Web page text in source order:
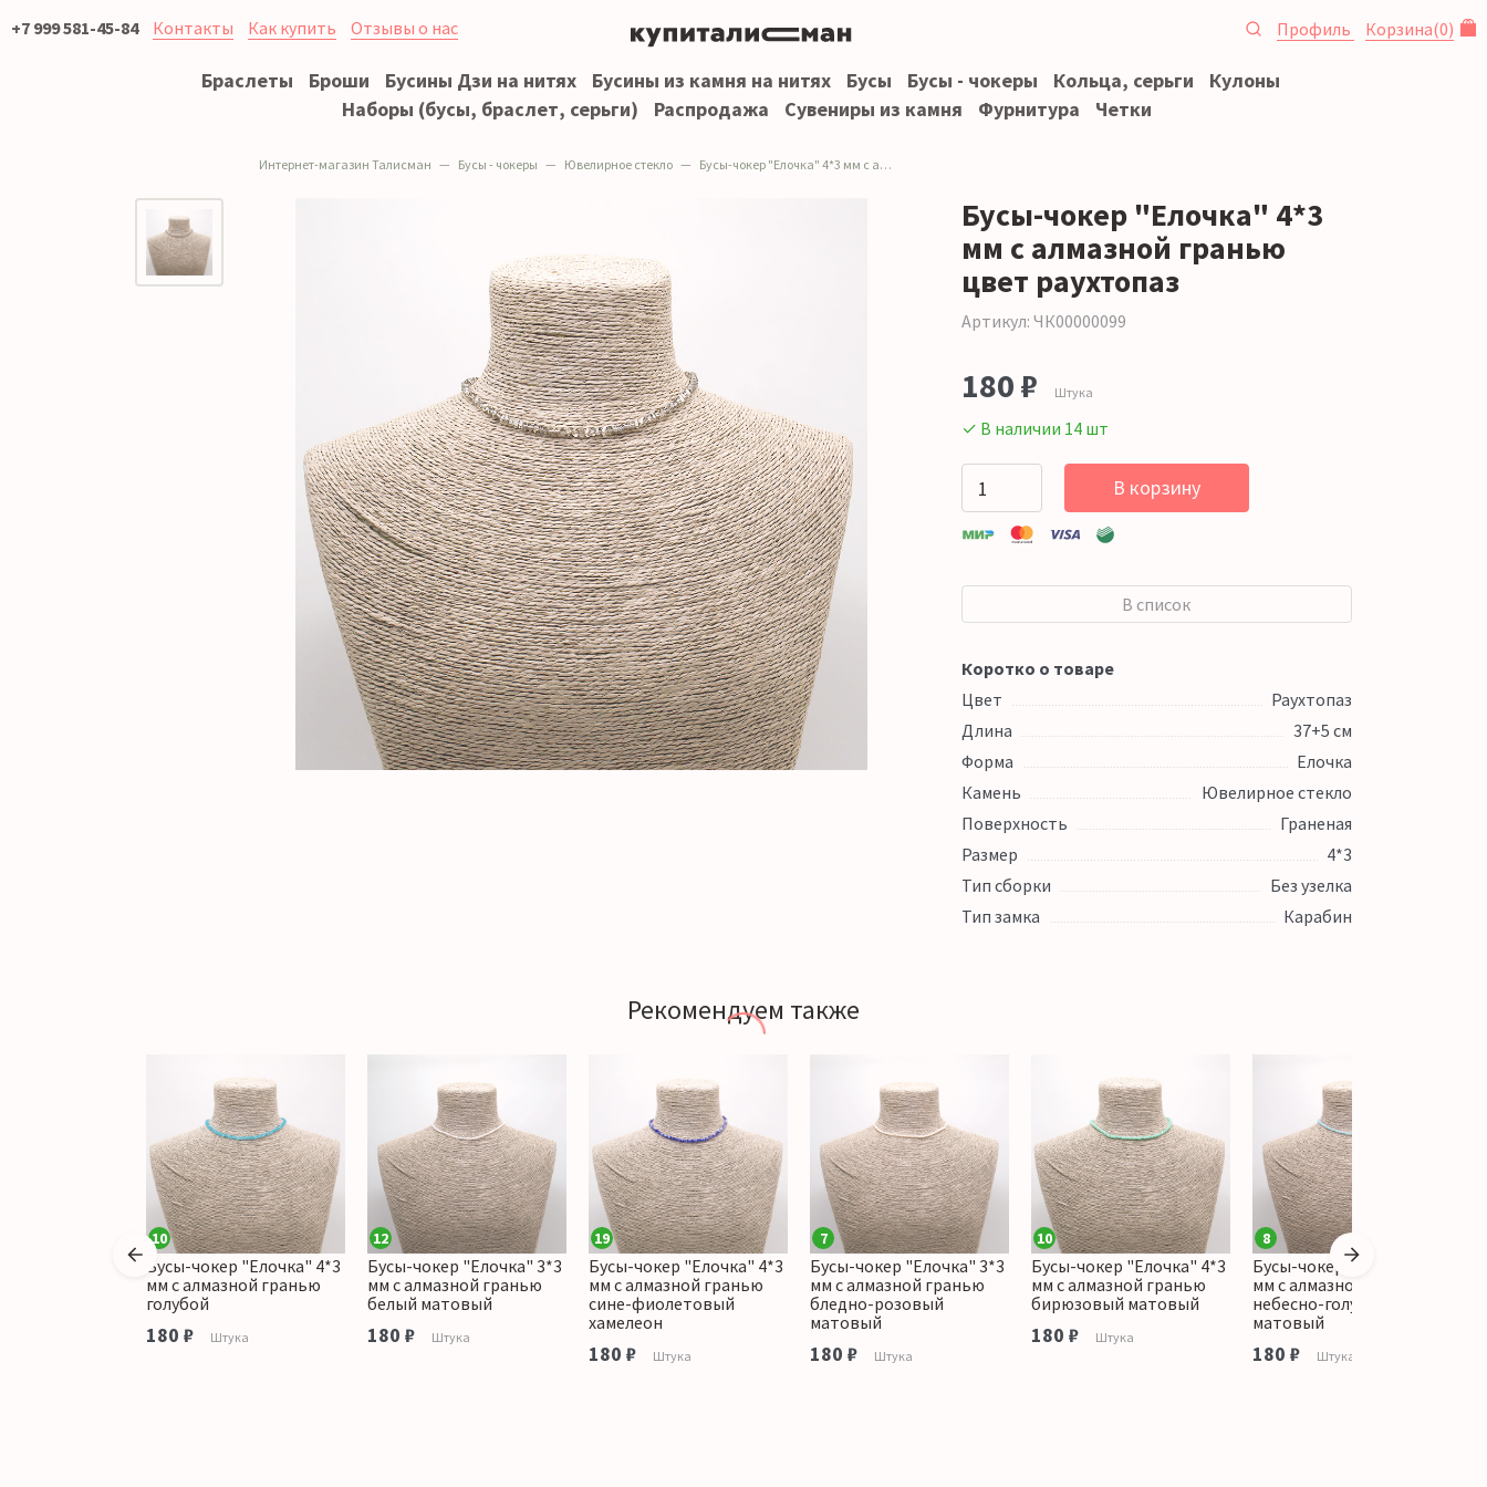
+7 999 581-45-84 Контакты Как купить Отзывы о нас Профиль Корзина(0)
Браслеты Броши Бусины Дзи на нитях Бусины из камня на нитях Бусы Бусы - чокеры Кольца, серьги
Кулоны
Наборы (бусы, браслет, серьги)
Распродажа Сувениры из камня Фурнитура Четки
Интернет-магазин Талисман Бусы - чокеры Ювелирное стекло Бусы-чокер "Елочка" 4*3 мм с алмазной гранью цвет раухтопаз
Бусы-чокер "Елочка" 4*3
мм с алмазной гранью
цвет раухтопаз
Артикул: ЧК00000099
180 ₽ Штука
✓ В наличии 14 шт
В корзину
В список
Коротко о товаре
Цвет
Раухтопаз
Длина
37+5 см
Форма
Елочка
Камень
Ювелирное стекло
Поверхность
Граненая
Размер
4*3
Тип сборки
Без узелка
Тип замка
Карабин
Рекомендуем также
10
Бусы-чокер "Елочка" 4*3
мм с алмазной гранью
голубой
180 ₽ Штука
12
Бусы-чокер "Елочка" 3*3
мм с алмазной гранью
белый матовый
180 ₽ Штука
19
Бусы-чокер "Елочка" 4*3
мм с алмазной гранью
сине-фиолетовый
хамелеон
180 ₽ Штука
7
Бусы-чокер "Елочка" 3*3
мм с алмазной гранью
бледно-розовый
матовый
180 ₽ Штука
10
Бусы-чокер "Елочка" 4*3
мм с алмазной гранью
бирюзовый матовый
180 ₽ Штука
8
Бусы-чокер "Елочка" 3*3
мм с алмазной гранью
небесно-голубой
матовый
180 ₽ Штука